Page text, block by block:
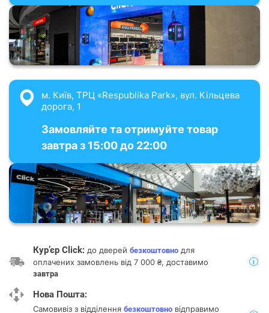
м. Київ, ТРЦ «Respublika Park», вул. Кільцева
дорога, 1
Замовляйте та отримуйте товар
завтра з 15:00 до 22:00
Кур’єр Click: до дверей безкоштовно для
оплачених замовлень від 7 000 ₴, доставимо
завтра
Нова Пошта:
Самовивіз з відділення безкоштовно відправимо